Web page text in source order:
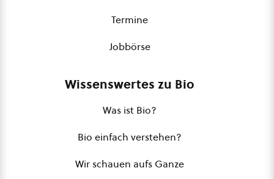
Termine
Jobbörse
Wissenswertes zu Bio
Was ist Bio?
Bio einfach verstehen?
Wir schauen aufs Ganze